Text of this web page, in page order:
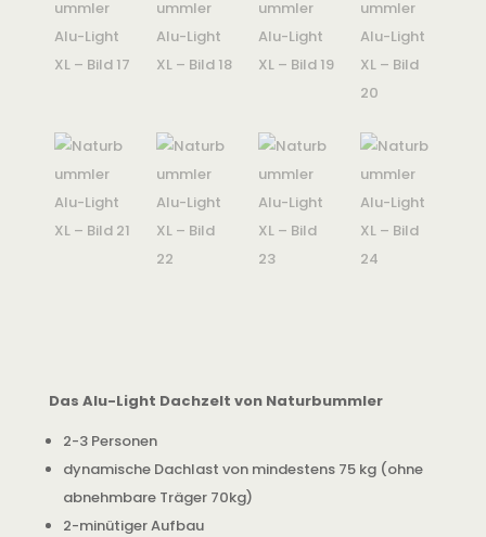
Das Alu-Light Dachzelt von Naturbummler
2-3 Personen
dynamische Dachlast von mindestens 75 kg (ohne
abnehmbare Träger 70kg)
2-minütiger Aufbau